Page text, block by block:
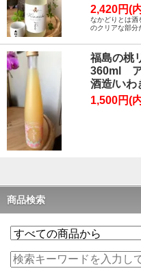
2,420円(
なかどりとは酒
のクリアな部分
福島の桃
360ml ア
酒造/いわ
1,500円(
商品検索